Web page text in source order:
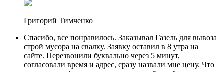
Григорий Тимченко
Спасибо, все понравилось. Заказывал Газель для вывоза
строй мусора на свалку. Заявку оставил в 8 утра на
сайте. Перезвонили буквально через 5 минут,
согласовали время и адрес, сразу назвали мне цену. Что